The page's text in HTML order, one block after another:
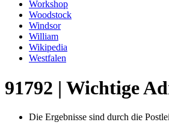
Workshop
Woodstock
Windsor
William
Wikipedia
Westfalen
91792 | Wichtige
Die Ergebnisse sind durch die